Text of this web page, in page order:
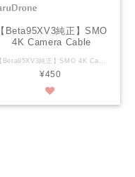
【Beta95XV3純正】SMO
4K Camera Cable
¥450